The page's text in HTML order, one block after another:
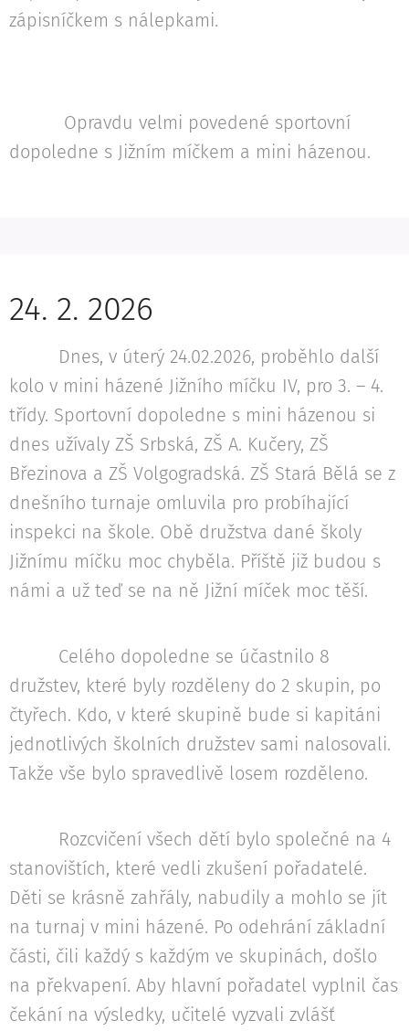
zápisníčkem s nálepkami.
Opravdu velmi povedené sportovní
dopoledne s Jižním míčkem a mini házenou.
24. 2. 2026
Dnes, v úterý 24.02.2026, proběhlo další
kolo v mini házené Jižního míčku IV, pro 3. – 4.
třídy. Sportovní dopoledne s mini házenou si
dnes užívaly ZŠ Srbská, ZŠ A. Kučery, ZŠ
Březinova a ZŠ Volgogradská. ZŠ Stará Bělá se z
dnešního turnaje omluvila pro probíhající
inspekci na škole. Obě družstva dané školy
Jižnímu míčku moc chyběla. Příště již budou s
námi a už teď se na ně Jižní míček moc těší.
Celého dopoledne se účastnilo 8
družstev, které byly rozděleny do 2 skupin, po
čtyřech. Kdo, v které skupině bude si kapitáni
jednotlivých školních družstev sami nalosovali.
Takže vše bylo spravedlivě losem rozděleno.
Rozcvičení všech dětí bylo společné na 4
stanovištích, které vedli zkušení pořadatelé.
Děti se krásně zahřály, nabudily a mohlo se jít
na turnaj v mini házené. Po odehrání základní
části, čili každý s každým ve skupinách, došlo
na překvapení. Aby hlavní pořadatel vyplnil čas
čekání na výsledky, učitelé vyzvali zvlášť